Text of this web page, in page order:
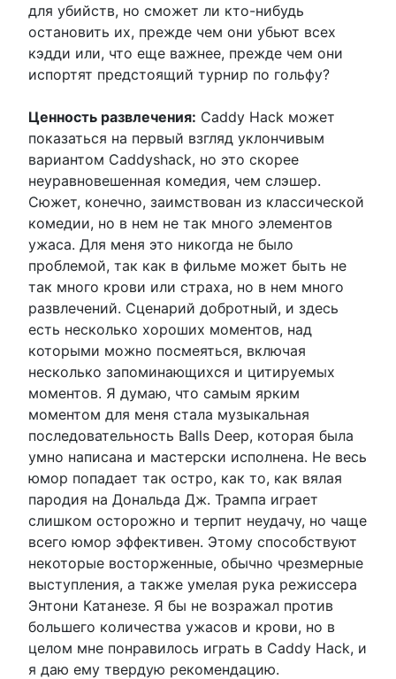
для убийств, но сможет ли кто-нибудь
остановить их, прежде чем они убьют всех
кэдди или, что еще важнее, прежде чем они
испортят предстоящий турнир по гольфу?
Ценность развлечения: Caddy Hack может
показаться на первый взгляд уклончивым
вариантом Caddyshack, но это скорее
неуравновешенная комедия, чем слэшер.
Сюжет, конечно, заимствован из классической
комедии, но в нем не так много элементов
ужаса. Для меня это никогда не было
проблемой, так как в фильме может быть не
так много крови или страха, но в нем много
развлечений. Сценарий добротный, и здесь
есть несколько хороших моментов, над
которыми можно посмеяться, включая
несколько запоминающихся и цитируемых
моментов. Я думаю, что самым ярким
моментом для меня стала музыкальная
последовательность Balls Deep, которая была
умно написана и мастерски исполнена. Не весь
юмор попадает так остро, как то, как вялая
пародия на Дональда Дж. Трампа играет
слишком осторожно и терпит неудачу, но чаще
всего юмор эффективен. Этому способствуют
некоторые восторженные, обычно чрезмерные
выступления, а также умелая рука режиссера
Энтони Катанезе. Я бы не возражал против
большего количества ужасов и крови, но в
целом мне понравилось играть в Caddy Hack, и
я даю ему твердую рекомендацию.